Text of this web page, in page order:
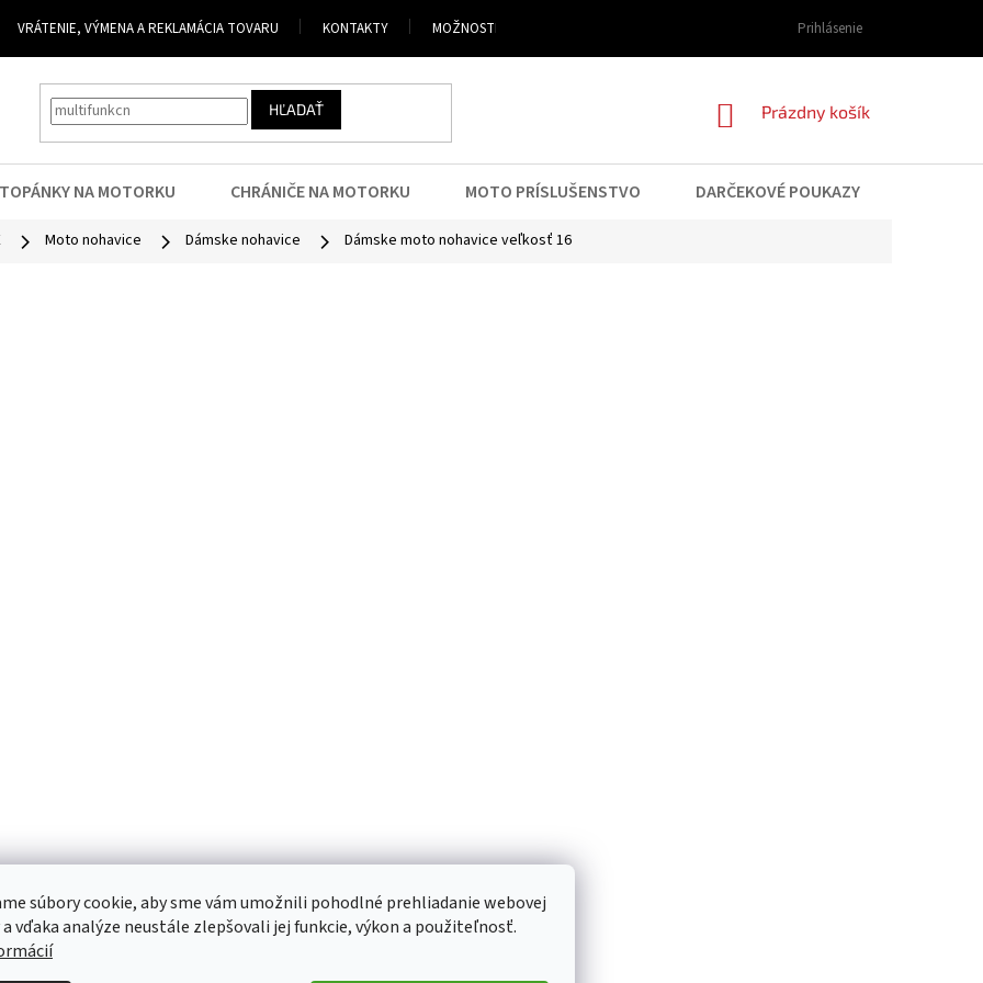
súbory cookie, aby sme vám umožnili pohodlné prehliadanie webovej
vďaka analýze neustále zlepšovali jej funkcie, výkon a použiteľnosť.
VRÁTENIE, VÝMENA A REKLAMÁCIA TOVARU KONTAKTY MOŽNOSTI DOPRAVY A PLATBY OBCHODNÉ PODMIENKY PODMIENKY
Prihlásenie
HĽADAŤ
NÁKUPNÝ
Prázdny košík
TOPÁNKY NA MOTORKU CHRÁNIČE NA MOTORKU MOTO PRÍSLUŠENSTVO DARČEKOVÉ POUKAZY
Moto nohavice Dámske nohavice Dámske moto nohavice veľkosť 16